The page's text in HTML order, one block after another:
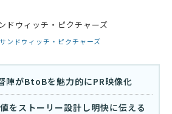
ンドウィッチ・ピクチャーズ
陣がBtoBを魅力的にPR映像化
をストーリー設計し明快に伝える